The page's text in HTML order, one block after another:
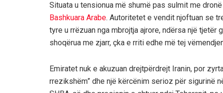
Situata u tensionua më shumë pas sulmit me
Bashkuara Arabe. Autoritetet e vendit njoftuan se
tyre u rrëzuan nga mbrojtja ajrore, ndërsa një
shoqërua me zjarr, çka e rriti edhe më tej
Emiratet nuk e akuzuan drejtpërdrejt Iranin, por
rrezikshëm” dhe një kërcënim serioz për sigurinë